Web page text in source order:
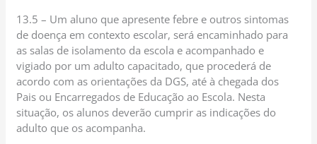
13.5 – Um aluno que apresente febre e outros sintomas
de doença em contexto escolar, será encaminhado para
as salas de isolamento da escola e acompanhado e
vigiado por um adulto capacitado, que procederá de
acordo com as orientações da DGS, até à chegada dos
Pais ou Encarregados de Educação ao Escola. Nesta
situação, os alunos deverão cumprir as indicações do
adulto que os acompanha.